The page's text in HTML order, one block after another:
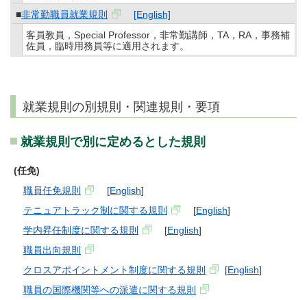
■非常勤職員就業規則
[English]
客員教員，Special Professor，非常勤講師，TA，RA，事務補
佐員，臨時用務員等に適用されます。
就業規則の別規則・関連規則・要項
就業規則で別に定めるとした規則
(任免)
職員任免規則
[English]
テニュアトラック制に関する規則
[English]
学内昇任制度に関する規則
[English]
職員出向規則
クロスアポイントメント制度に関する規則
[English]
職員の国際機関等への派遣に関する規則